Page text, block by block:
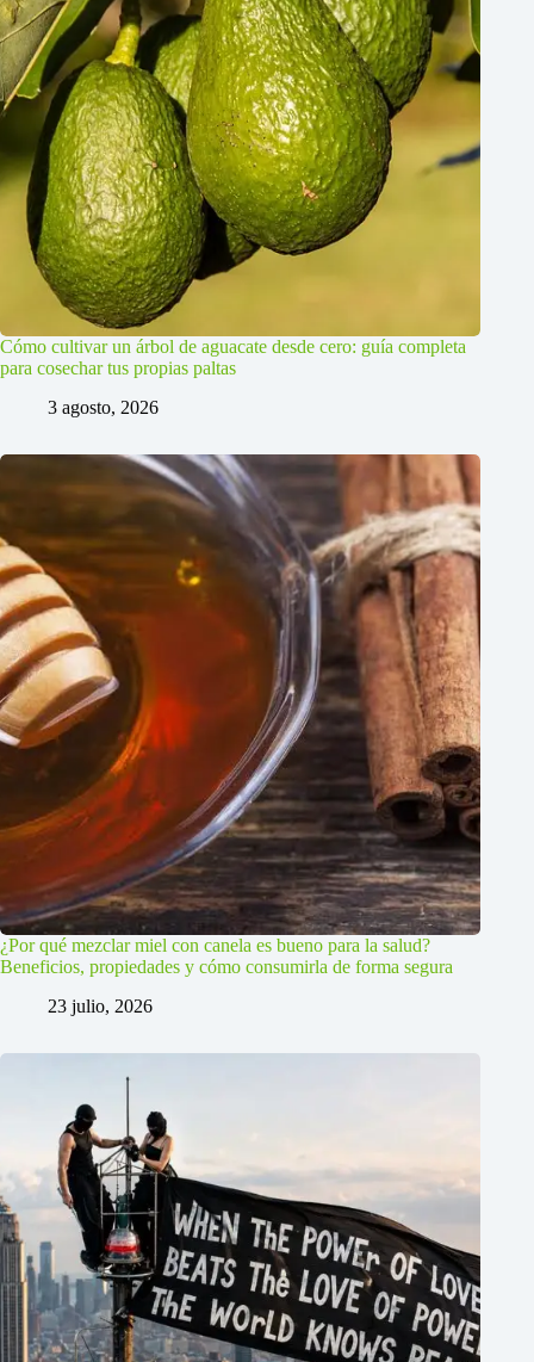
Cómo cultivar un árbol de aguacate desde cero: guía completa
para cosechar tus propias paltas
3 agosto, 2026
¿Por qué mezclar miel con canela es bueno para la salud?
Beneficios, propiedades y cómo consumirla de forma segura
23 julio, 2026